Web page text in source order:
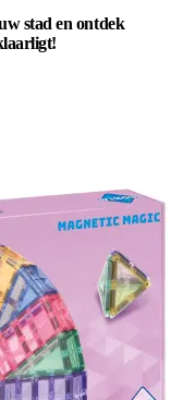
stad en ontdek